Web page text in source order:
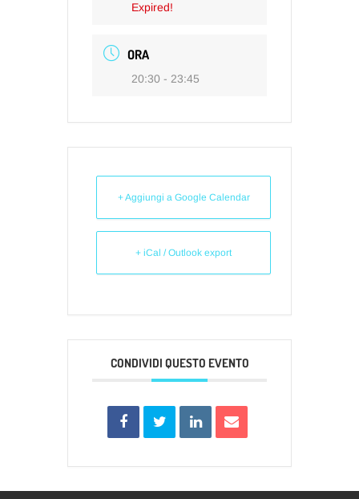
Expired!
ORA
20:30 - 23:45
+ Aggiungi a Google Calendar
+ iCal / Outlook export
CONDIVIDI QUESTO EVENTO